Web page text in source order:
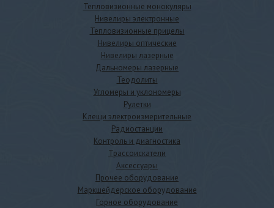
Тепловизионные монокуляры
Нивелиры электронные
Тепловизионные прицелы
Нивелиры оптические
Нивелиры лазерные
Дальномеры лазерные
Теодолиты
Угломеры и уклономеры
Рулетки
Клещи электроизмерительные
Радиостанции
Контроль и диагностика
Трассоискатели
Аксессуары
Прочее оборудование
Маркшейдерское оборудование
Горное оборудование